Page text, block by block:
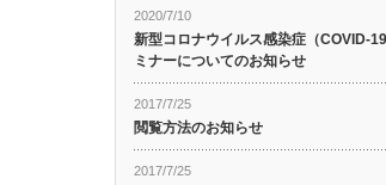
2020/7/10
新型コロナウイルス感染症（COVID-
ミナーについてのお知らせ
2017/7/25
閲覧方法のお知らせ
2017/7/25